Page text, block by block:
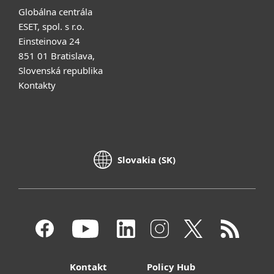
Globálna centrála
ESET, spol. s r.o.
Einsteinova 24
851 01 Bratislava,
Slovenská republika
Kontakty
Slovakia (SK)
Kontakt Policy Hub